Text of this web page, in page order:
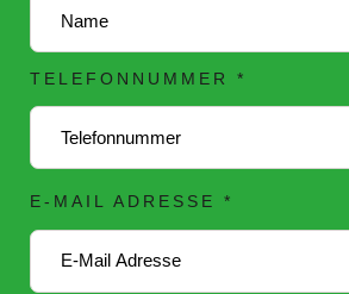
TELEFONNUMMER *
E-MAIL ADRESSE *